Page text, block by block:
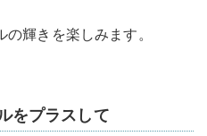
輝きを楽しみます。
をプラスして